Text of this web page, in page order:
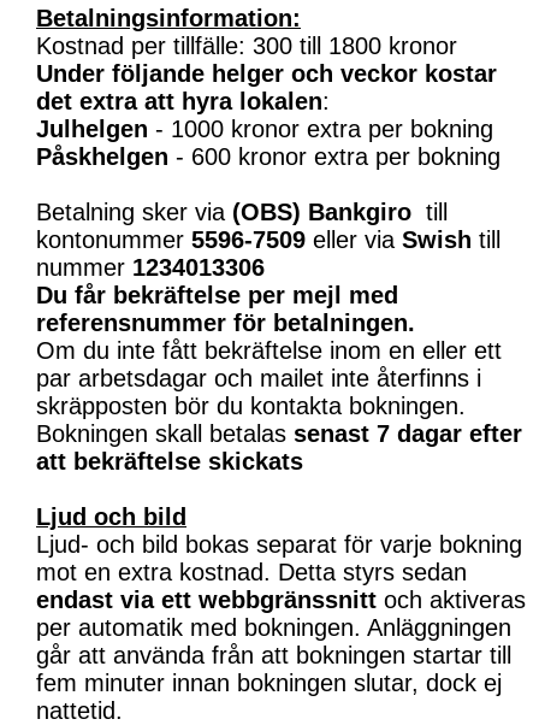
Betalningsinformation:
Kostnad per tillfälle: 300 till 1800 kronor
Under följande helger och veckor kostar
det extra att hyra lokalen:
Julhelgen - 1000 kronor extra per bokning
Påskhelgen - 600 kronor extra per bokning
Betalning sker via (OBS) Bankgiro till
kontonummer 5596-7509 eller via Swish till
nummer 1234013306
Du får bekräftelse per mejl med
referensnummer för betalningen.
Om du inte fått bekräftelse inom en eller ett
par arbetsdagar och mailet inte återfinns i
skräpposten bör du kontakta bokningen.
Bokningen skall betalas senast 7 dagar efter
att bekräftelse skickats
Ljud och bild
Ljud- och bild bokas separat för varje bokning
mot en extra kostnad. Detta styrs sedan
endast via ett webbgränssnitt och aktiveras
per automatik med bokningen. Anläggningen
går att använda från att bokningen startar till
fem minuter innan bokningen slutar, dock ej
nattetid.